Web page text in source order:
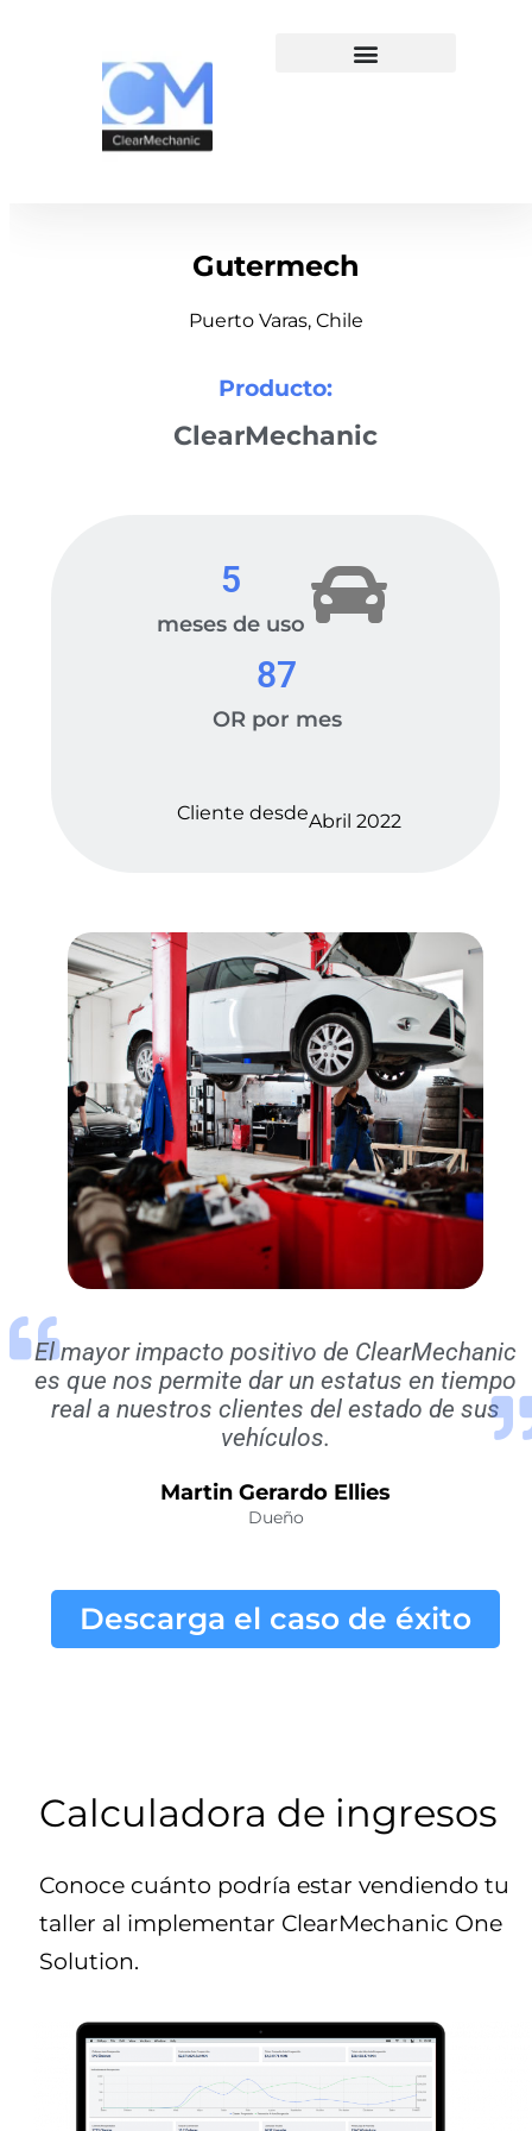
Gutermech
Puerto Varas, Chile
Producto:
ClearMechanic
meses de uso
5
OR por mes
87
Cliente desdeAbril 2022
El mayor impacto positivo de ClearMechanic
es que nos permite dar un estatus en tiempo
real a nuestros clientes del estado de sus
vehículos.
Martin Gerardo Ellies
Dueño
Descarga el caso de éxito
Calculadora de ingresos
Conoce cuánto podría estar vendiendo tu
taller al implementar ClearMechanic One
Solution.